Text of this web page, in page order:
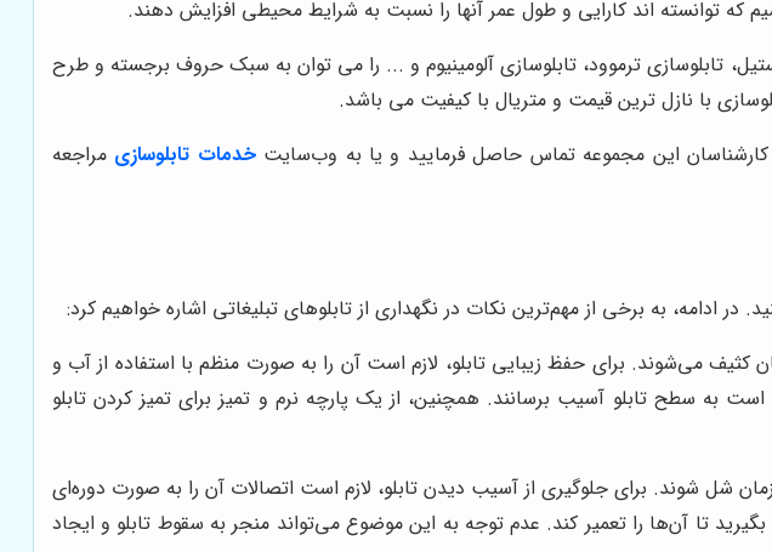
که توانسته اند کارایی و طول عمر آنها را نسبت به شرایط محیطی افزایش دهند.
تابلوسازی ترموود، تابلوسازی آلومینیوم و ... را می توان به سبک حروف برجسته و طرح
با نازل ترین قیمت و متریال با کیفیت می باشد.
کارشناسان این مجموعه تماس حاصل فرمایید و یا به وب‌سایتخدمات تابلوسازی مراجعه
ادامه، به برخی از مهم‌ترین نکات در نگهداری از تابلوهای تبلیغاتی اشاره خواهیم کرد:
کثیف می‌شوند. برای حفظ زیبایی تابلو، لازم است آن را به صورت منظم با استفاده از آب و
به سطح تابلو آسیب برسانند. همچنین، از یک پارچه نرم و تمیز برای تمیز کردن تابلو
شل شوند. برای جلوگیری از آسیب دیدن تابلو، لازم است اتصالات آن را به صورت دوره‌ای
تا آن‌ها را تعمیر کند. عدم توجه به این موضوع می‌تواند منجر به سقوط تابلو و ایجاد